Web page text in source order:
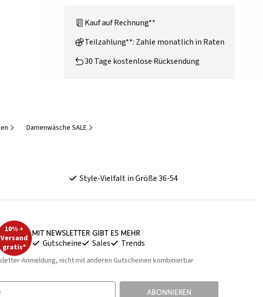
Kauf auf Rechnung**
Teilzahlung**: Zahle monatlich in Raten
30 Tage kostenlose Rücksendung
Damenwäsche SALE
Style-Vielfalt in Größe 36-54
10% +
Versand
gratis*
Mit Newsletter gibt es mehr
Gutscheine Sales Trends
Anmeldung, nicht mit anderen Gutscheinen kombinierbar
ABONNIEREN